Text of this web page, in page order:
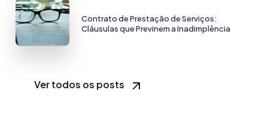
Contrato de Prestação de Serviços:
Cláusulas que Previnem a Inadimplência
Ver todos os posts